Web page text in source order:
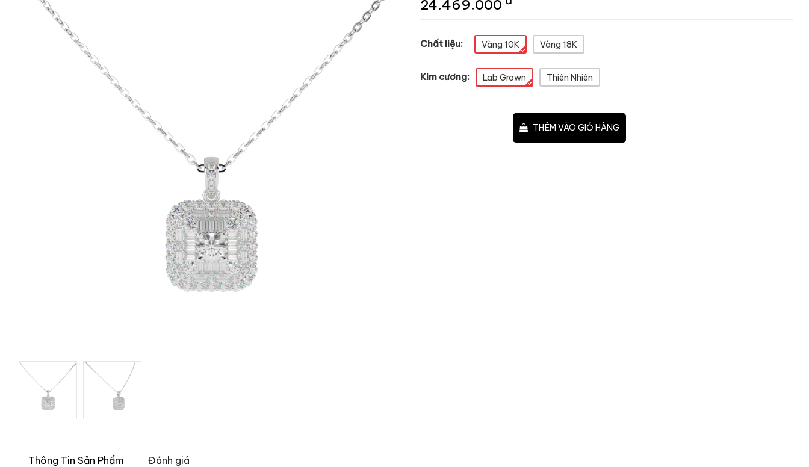
24.469.000
Chất liệu: Vàng 10K Vàng 18K
Kim cương: Lab Grown Thiên Nhiên
THÊM VÀO GIỎ HÀNG
Thông Tin Sản Phẩm Đánh giá